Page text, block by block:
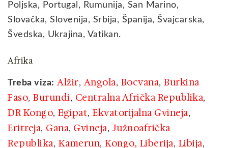
Poljska, Portugal, Rumunija, San Marino,
Slovačka, Slovenija, Srbija, Španija, Švajcarska,
Švedska, Ukrajina, Vatikan.
Afrika
Treba viza: Alžir,Angola, Bocvana, Burkina
Faso, Burundi, Centralna Afrička Republika,
DR Kongo, Egipat, Ekvatorijalna Gvineja,
Eritreja, Gana, Gvineja, Južnoafrička
Republika, Kamerun, Kongo, Liberija, Libija,